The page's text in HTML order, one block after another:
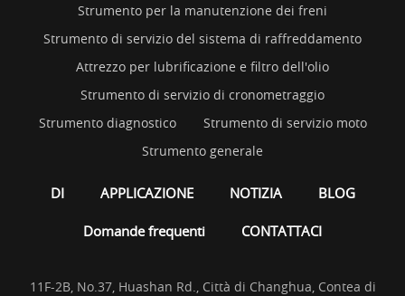
Strumento per la manutenzione dei freni
Strumento di servizio del sistema di raffreddamento
Attrezzo per lubrificazione e filtro dell'olio
Strumento di servizio di cronometraggio
Strumento diagnostico
Strumento di servizio moto
Strumento generale
DI APPLICAZIONE NOTIZIA BLOG
Domande frequenti CONTATTACI
11F-2B, No.37, Huashan Rd., Città di Changhua, Contea di